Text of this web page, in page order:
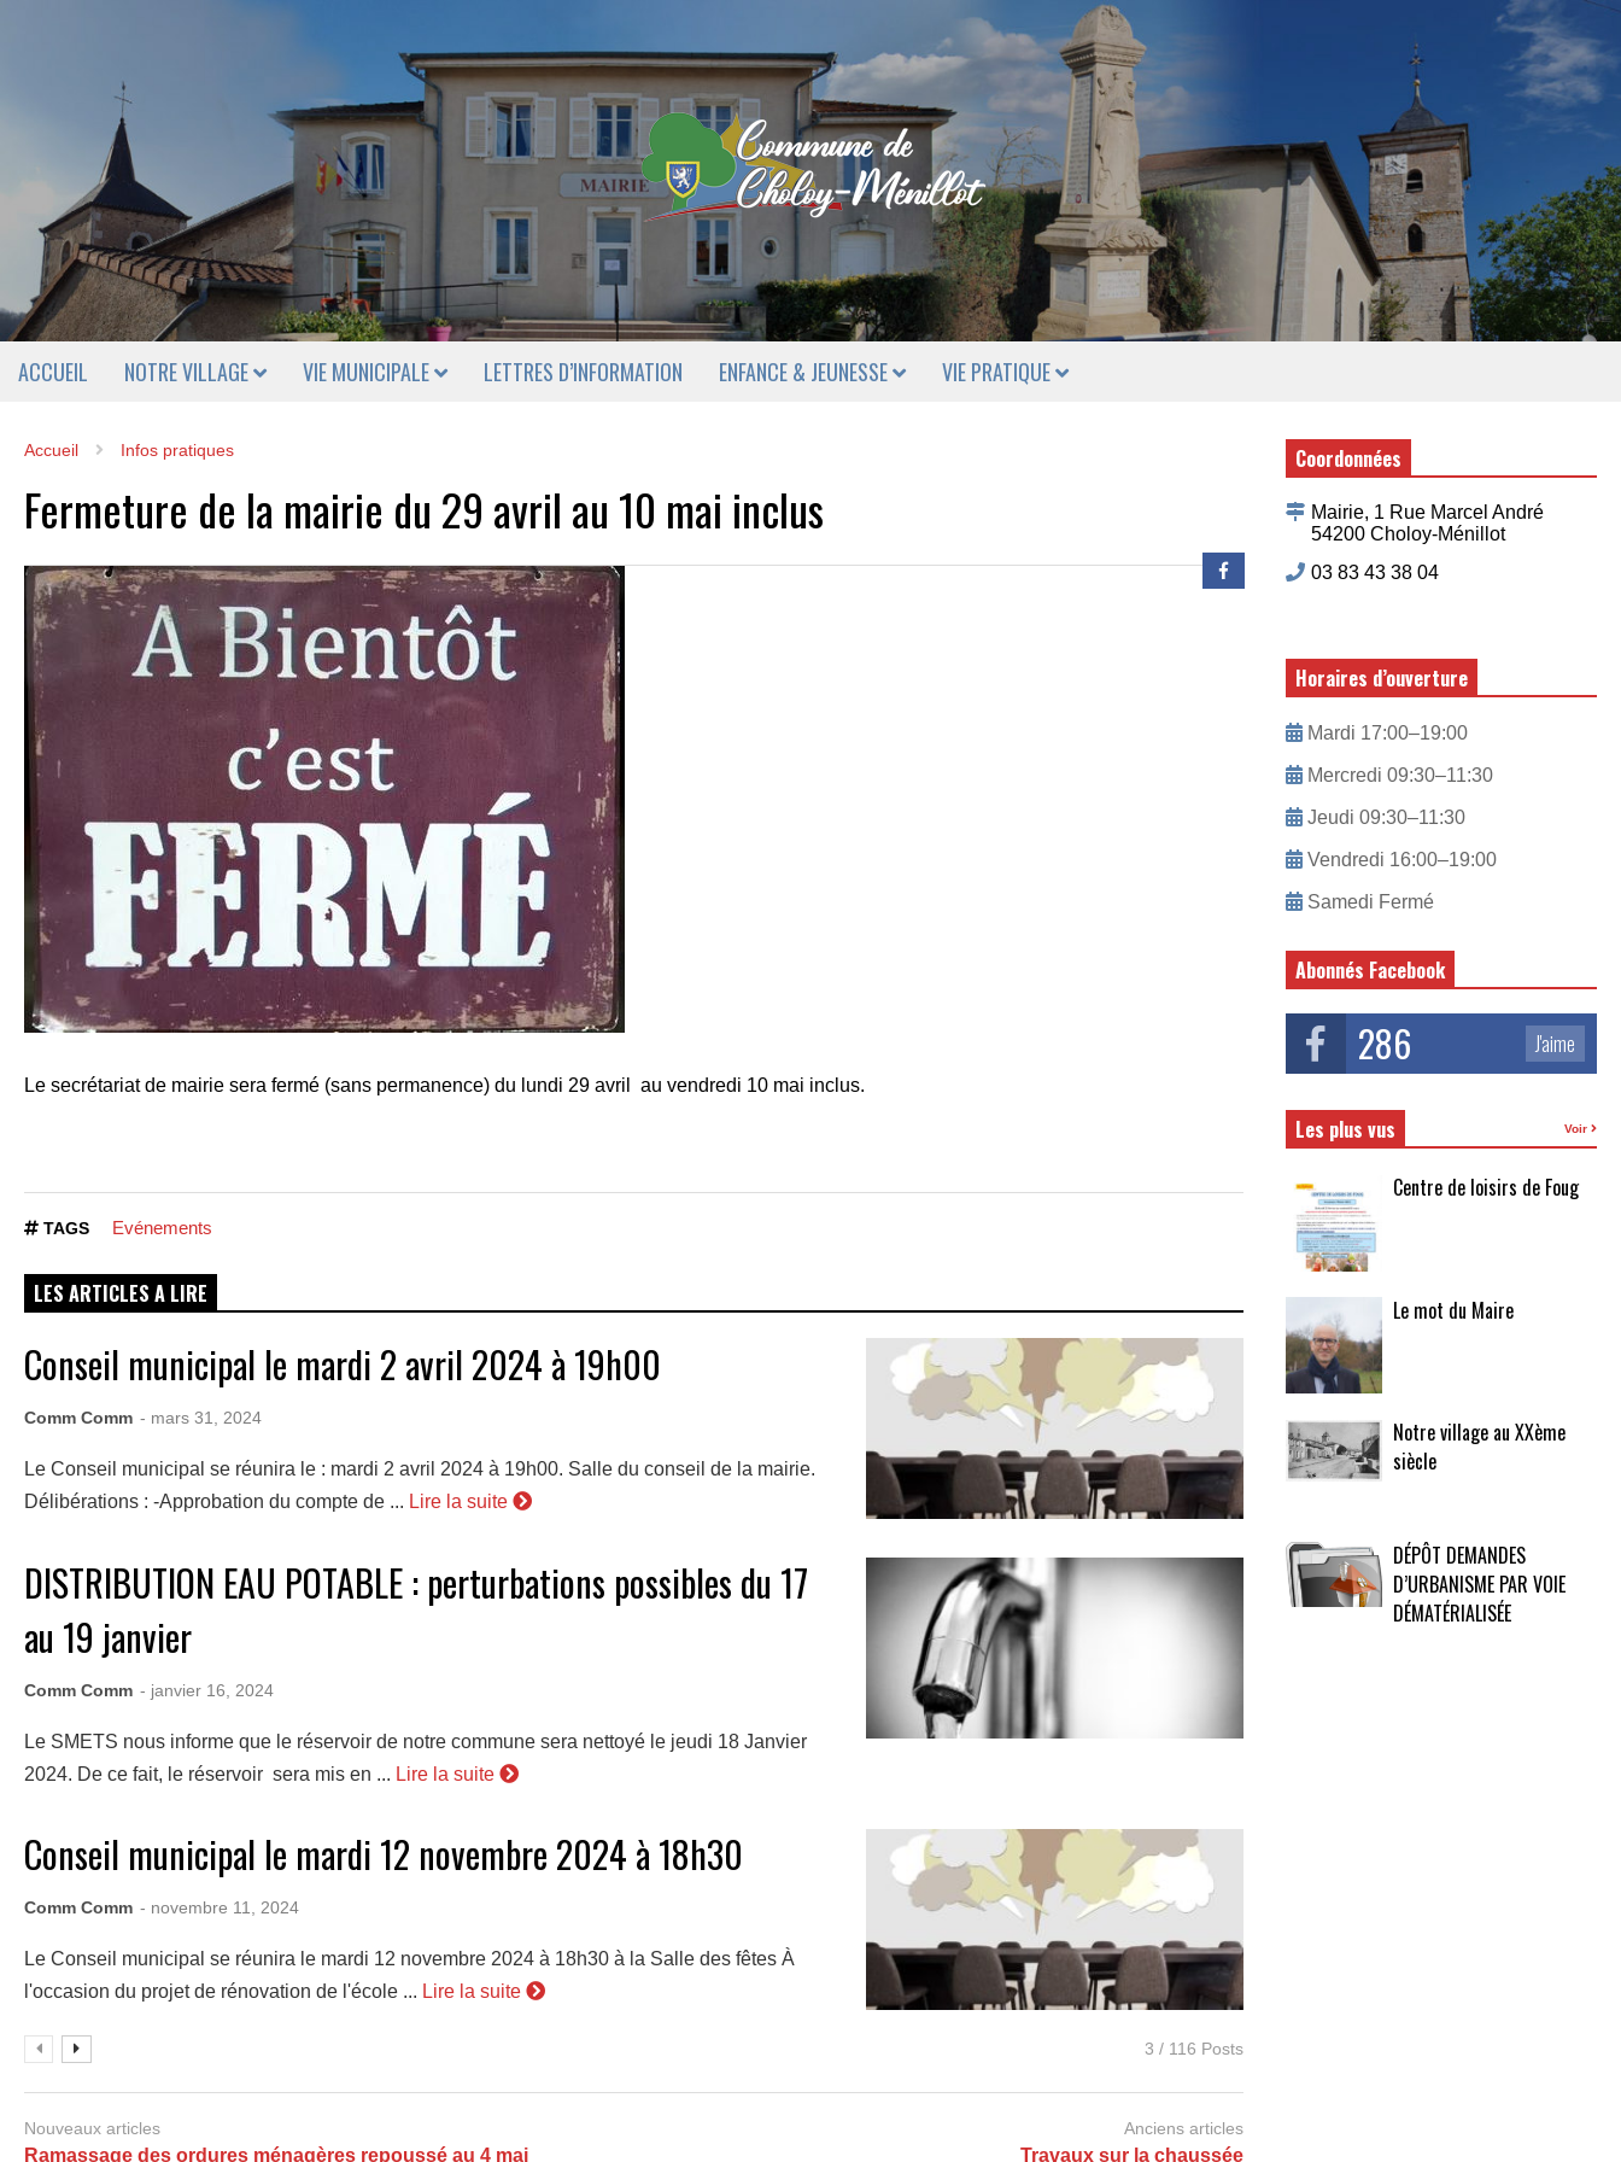
ACCUEIL NOTRE VILLAGE VIE MUNICIPALE LETTRES D’INFORMATION ENFANCE & JEUNESSE VIE PRATIQUE
Accueil Infos pratiques
Fermeture de la mairie du 29 avril au 10 mai inclus
Le secrétariat de mairie sera fermé (sans permanence) du lundi 29 avril au vendredi 10 mai inclus.
TAGS Evénements
LES ARTICLES A LIRE
Conseil municipal le mardi 2 avril 2024 à 19h00
Comm Comm - mars 31, 2024
Le Conseil municipal se réunira le : mardi 2 avril 2024 à 19h00. Salle du conseil de la mairie.
Délibérations : -Approbation du compte de ... Lire la suite
DISTRIBUTION EAU POTABLE : perturbations possibles du 17
au 19 janvier
Comm Comm - janvier 16, 2024
Le SMETS nous informe que le réservoir de notre commune sera nettoyé le jeudi 18 Janvier
2024. De ce fait, le réservoir sera mis en ... Lire la suite
Conseil municipal le mardi 12 novembre 2024 à 18h30
Comm Comm - novembre 11, 2024
Le Conseil municipal se réunira le mardi 12 novembre 2024 à 18h30 à la Salle des fêtes À
l'occasion du projet de rénovation de l'école ... Lire la suite
3 / 116 Posts
Nouveaux articles
Ramassage des ordures ménagères repoussé au 4 mai
Anciens articles
Travaux sur la chaussée
Coordonnées
Mairie, 1 Rue Marcel André
54200 Choloy-Ménillot
03 83 43 38 04
Horaires d’ouverture
Mardi 17:00–19:00
Mercredi 09:30–11:30
Jeudi 09:30–11:30
Vendredi 16:00–19:00
Samedi Fermé
Abonnés Facebook
286 J'aime
Les plus vus Voir
Centre de loisirs de Foug
Le mot du Maire
Notre village au XXème
siècle
DÉPÔT DEMANDES
D’URBANISME PAR VOIE
DÉMATÉRIALISÉE